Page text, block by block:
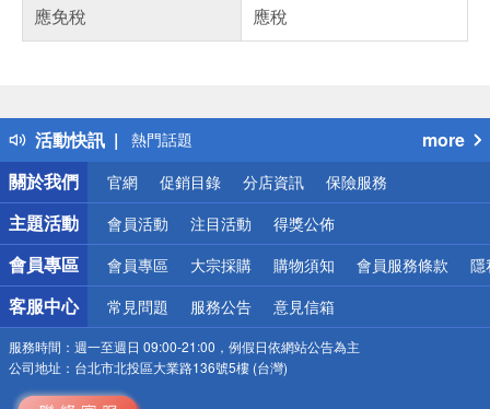
應免稅
應稅
活動快訊
得獎公告
熱門話題
銀行優惠
偏遠地區配送
詐騙網頁！請小心！
more
關於我們
官網 促銷目錄 分店資訊 保險服務
主題活動 會員活動 注目活動 得獎公佈
會員專區 會員專區 大宗採購 購物須知 會員服務條款 隱
客服中心 常見問題 服務公告 意見信箱
服務時間： 週一至週日 09:00-21:00，例假日依網站公告為主
公司地址： 台北市北投區大業路136號5樓 (台灣)